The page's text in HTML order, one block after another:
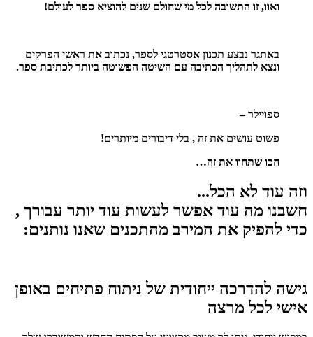
ואוו, זו התשובה לכל מי שחולם שנים להוציא ספר לעולם!
באתגר נבצע תכנון אסטרטגי לספר, נכתוב את ראשי הפרקים
ונצא לתהליך הכתיבה עם השיטה הפשוטה ביותר לכתיבת ספר.
ספויילר –
פשוט עושים את זה , בלי דיבורים מיותרים!
חכו שתחוו את זה…
וזה עוד לא הכל...
חשבנו מה עוד אפשר לעשות עוד יותר עבורך ,
כדי להפיק את המירב מהתכנים שאנו נותנים:
גישה להדרכה ייחודית של ניתוח פתיחים באופן
אישי לכל מרצה